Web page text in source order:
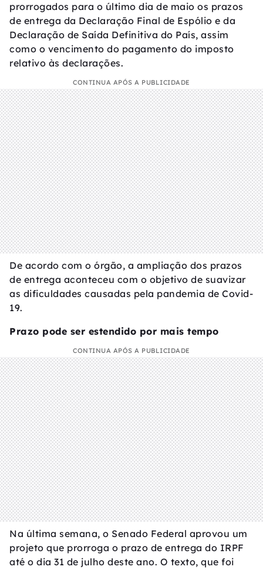
prorrogados para o último dia de maio os prazos
de entrega da Declaração Final de Espólio e da
Declaração de Saída Definitiva do País, assim
como o vencimento do pagamento do imposto
relativo às declarações.
CONTINUA APÓS A PUBLICIDADE
De acordo com o órgão, a ampliação dos prazos
de entrega aconteceu com o objetivo de suavizar
as dificuldades causadas pela pandemia de Covid-
19.
Prazo pode ser estendido por mais tempo
CONTINUA APÓS A PUBLICIDADE
Na última semana, o Senado Federal aprovou um
projeto que prorroga o prazo de entrega do IRPF
até o dia 31 de julho deste ano. O texto, que foi